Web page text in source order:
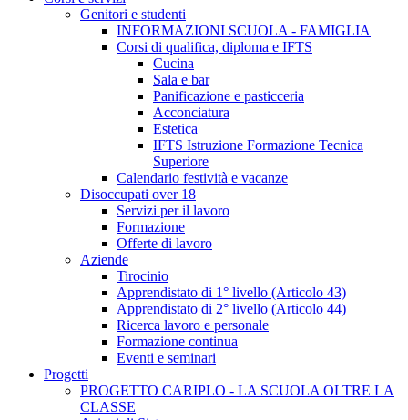
Genitori e studenti
INFORMAZIONI SCUOLA - FAMIGLIA
Corsi di qualifica, diploma e IFTS
Cucina
Sala e bar
Panificazione e pasticceria
Acconciatura
Estetica
IFTS Istruzione Formazione Tecnica
Superiore
Calendario festività e vacanze
Disoccupati over 18
Servizi per il lavoro
Formazione
Offerte di lavoro
Aziende
Tirocinio
Apprendistato di 1° livello (Articolo 43)
Apprendistato di 2° livello (Articolo 44)
Ricerca lavoro e personale
Formazione continua
Eventi e seminari
Progetti
PROGETTO CARIPLO - LA SCUOLA OLTRE LA
CLASSE